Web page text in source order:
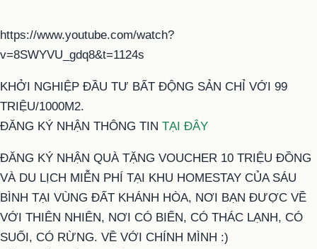
https://www.youtube.com/watch?
v=8SWYVU_gdq8&t=1124s
KHỞI NGHIỆP ĐẦU TƯ BẤT ĐỘNG SẢN CHỈ VỚI 99
TRIỆU/1000M2.
ĐĂNG KÝ NHẬN THÔNG TIN TẠI ĐÂY
ĐĂNG KÝ NHẬN QUÀ TẶNG VOUCHER 10 TRIỆU ĐỒNG
VÀ DU LỊCH MIỄN PHÍ TẠI KHU HOMESTAY CỦA SÁU
BÌNH TẠI VÙNG ĐẤT KHÁNH HÒA, NƠI BẠN ĐƯỢC VỀ
VỚI THIÊN NHIÊN, NƠI CÓ BIỂN, CÓ THÁC LẠNH, CÓ
SUỐI, CÓ RỪNG. VỀ VỚI CHÍNH MÌNH :)